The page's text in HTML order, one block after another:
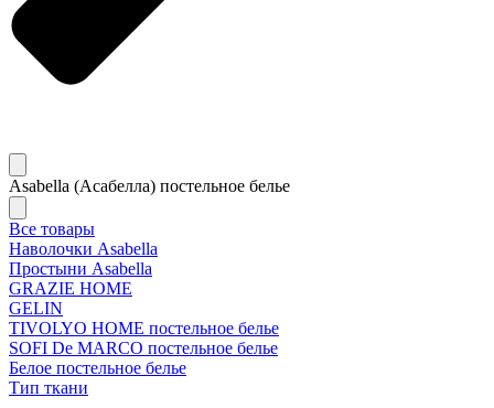
Asabella (Асабелла) постельное белье
Все товары
Наволочки Asabella
Простыни Asabella
GRAZIE HOME
GELIN
TIVOLYO HOME постельное белье
SOFI De MARCO постельное белье
Белое постельное белье
Тип ткани